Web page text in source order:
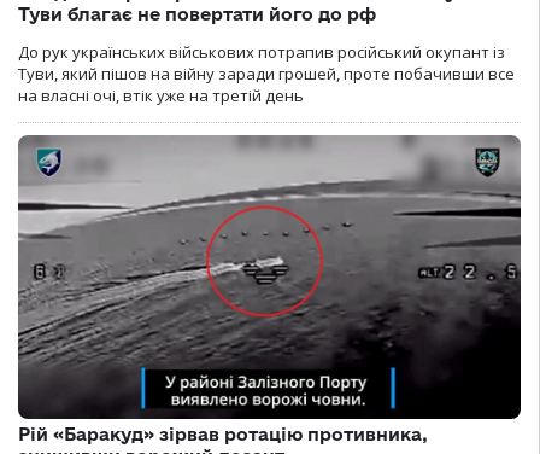
Туви благає не повертати його до рф
До рук українських військових потрапив російський окупант із
Туви, який пішов на війну заради грошей, проте побачивши все
на власні очі, втік уже на третій день
Рій «Баракуд» зірвав ротацію противника,